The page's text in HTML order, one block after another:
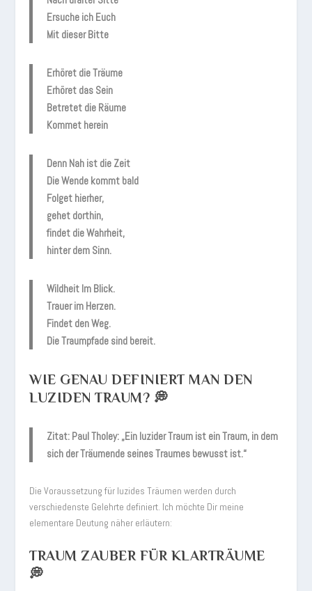
Ersuche ich Euch
Mit dieser Bitte
Erhöret die Träume
Erhöret das Sein
Betretet die Räume
Kommet herein
Denn Nah ist die Zeit
Die Wende kommt bald
Folget hierher,
gehet dorthin,
findet die Wahrheit,
hinter dem Sinn.
Wildheit Im Blick.
Trauer im Herzen.
Findet den Weg.
Die Traumpfade sind bereit.
WIE GENAU DEFINIERT MAN DEN
LUZIDEN TRAUM? 💭
Zitat: Paul Tholey: „Ein luzider Traum ist ein Traum, in dem
sich der Träumende seines Traumes bewusst ist.“
Die Voraussetzung für luzides Träumen werden durch
verschiedenste Gelehrte definiert. Ich möchte Dir meine
elementare Deutung näher erläutern:
TRAUM ZAUBER FÜR KLARTRÄUME
💭